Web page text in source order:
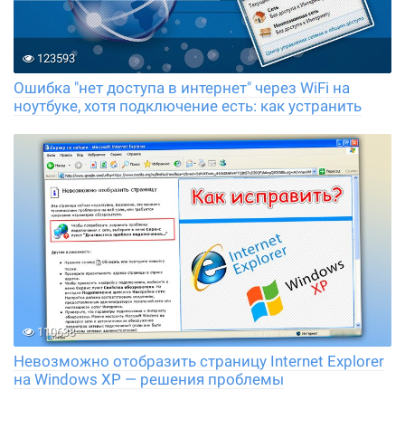
123593
Ошибка "нет доступа в интернет" через WiFi на
ноутбуке, хотя подключение есть: как устранить
110638
Невозможно отобразить страницу Internet Explorer
на Windows XP — решения проблемы